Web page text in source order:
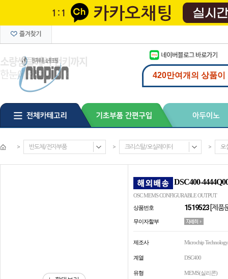
> 반도체/전자부품 > 크리스탈/오실레이터 > 오
DSC400-
OSC MEMS CONFIGURABLE OUTPUT
상품번호
1519523 [제품
무이자할부
제조사 Microchip Technology
계열 DSC400
유형 MEMS(실리콘)